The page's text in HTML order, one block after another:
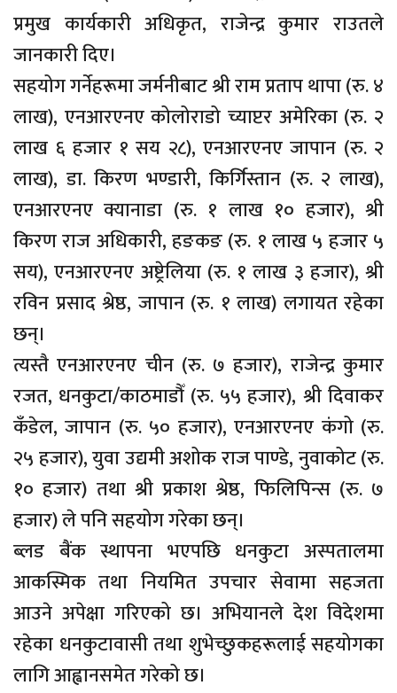
प्रमुख कार्यकारी अधिकृत, राजेन्द्र कुमार राउतले
जानकारी दिए।
सहयोग गर्नेहरूमा जर्मनीबाट श्री राम प्रताप थापा (रु. ४
लाख), एनआरएनए कोलोराडो च्याप्टर अमेरिका (रु. २
लाख ६ हजार १ सय २८), एनआरएनए जापान (रु. २
लाख), डा. किरण भण्डारी, किर्गिस्तान (रु. २ लाख),
एनआरएनए क्यानाडा (रु. १ लाख १० हजार), श्री
किरण राज अधिकारी, हङकङ (रु. १ लाख ५ हजार ५
सय), एनआरएनए अष्ट्रेलिया (रु. १ लाख ३ हजार), श्री
रविन प्रसाद श्रेष्ठ, जापान (रु. १ लाख) लगायत रहेका
छन्।
त्यस्तै एनआरएनए चीन (रु. ७ हजार), राजेन्द्र कुमार
रजत, धनकुटा/काठमाडौँ (रु. ५५ हजार), श्री दिवाकर
कँडेल, जापान (रु. ५० हजार), एनआरएनए कंगो (रु.
२५ हजार), युवा उद्यमी अशोक राज पाण्डे, नुवाकोट (रु.
१० हजार) तथा श्री प्रकाश श्रेष्ठ, फिलिपिन्स (रु. ७
हजार) ले पनि सहयोग गरेका छन्।
ब्लड बैंक स्थापना भएपछि धनकुटा अस्पतालमा
आकस्मिक तथा नियमित उपचार सेवामा सहजता
आउने अपेक्षा गरिएको छ। अभियानले देश विदेशमा
रहेका धनकुटावासी तथा शुभेच्छुकहरूलाई सहयोगका
लागि आह्वानसमेत गरेको छ।